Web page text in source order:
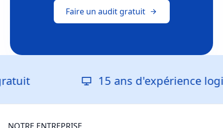
Faire un audit gratuit
15 ans d'expérience